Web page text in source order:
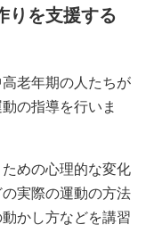
りを支援する
老年期の人たちが
の指導を行いま
めの心理的な変化
実際の運動の方法
かし方などを講習